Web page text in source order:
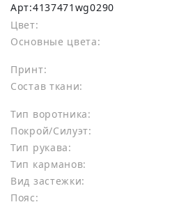
Арт:4137471wg0290
Цвет:
Основные цвета:
Принт:
Состав ткани:
Тип воротника:
Покрой/Силуэт:
Тип рукава:
Тип карманов:
Вид застежки:
Пояс: